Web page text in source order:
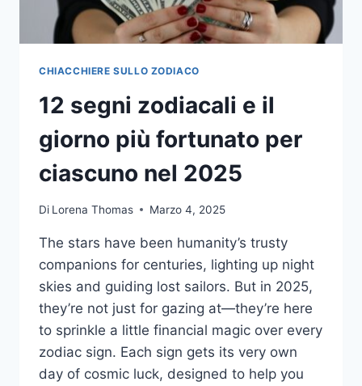
CHIACCHIERE SULLO ZODIACO
12 segni zodiacali e il
giorno più fortunato per
ciascuno nel 2025
Di Lorena Thomas Marzo 4, 2025
The stars have been humanity’s trusty
companions for centuries, lighting up night
skies and guiding lost sailors. But in 2025,
they’re not just for gazing at—they’re here
to sprinkle a little financial magic over every
zodiac sign. Each sign gets its very own
day of cosmic luck, designed to help you